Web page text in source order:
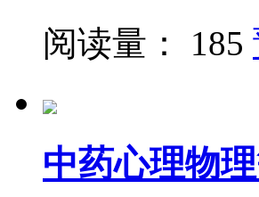
阅读量： 185
中药心理物